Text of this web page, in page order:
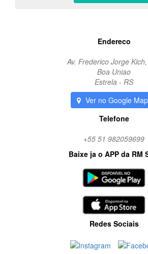
Endereco
Av. Frederico Jorge
Boa Uniao
Estrela - RS
Ver no Google
Telefone
+55 51 982059699
Baixe ja o APP da RM
Redes Sociais